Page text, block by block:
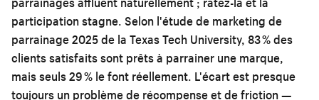
participation stagne. Selon l'étude de marketing de
parrainage 2025 de la Texas Tech University, 83 % des
clients satisfaits sont prêts à parrainer une marque,
mais seuls 29 % le font réellement. L'écart est presque
toujours un problème de récompense et de friction —